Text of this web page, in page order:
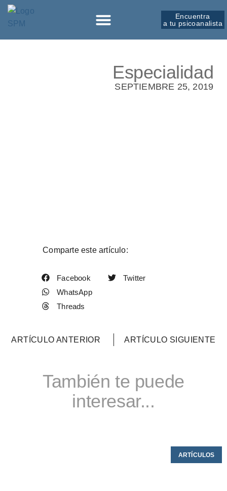
Encuentra
a tu psicoanalista
Especialidad
SEPTIEMBRE 25, 2019
Comparte este artículo:
Facebook
Twitter
WhatsApp
Threads
ARTÍCULO ANTERIOR ARTÍCULO SIGUIENTE
También te puede
interesar...
ARTÍCULOS